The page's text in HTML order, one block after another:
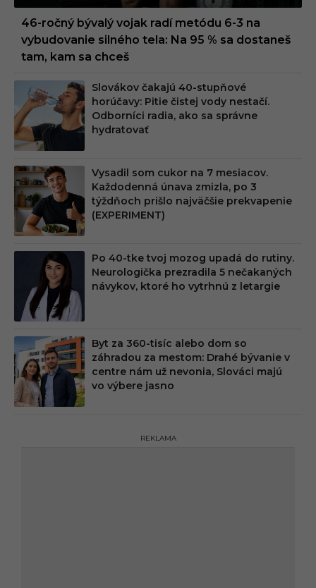
46-ročný bývalý vojak radí metódu 6-3 na
vybudovanie silného tela: Na 95 % sa dostaneš
tam, kam sa chceš
Slovákov čakajú 40-stupňové
horúčavy: Pitie čistej vody nestačí.
Odborníci radia, ako sa správne
hydratovať
Vysadil som cukor na 7 mesiacov.
Každodenná únava zmizla, po 3
týždňoch prišlo najväčšie prekvapenie
(EXPERIMENT)
Po 40-tke tvoj mozog upadá do rutiny.
Neurologička prezradila 5 nečakaných
návykov, ktoré ho vytrhnú z letargie
Byt za 360-tisíc alebo dom so
záhradou za mestom: Drahé bývanie v
centre nám už nevonia, Slováci majú
vo výbere jasno
REKLAMA